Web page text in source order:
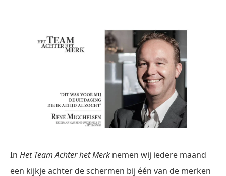
In Het Team Achter het Merk nemen wij iedere maand
een kijkje achter de schermen bij één van de merken